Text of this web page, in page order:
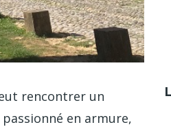
rencontrer un
en armure,